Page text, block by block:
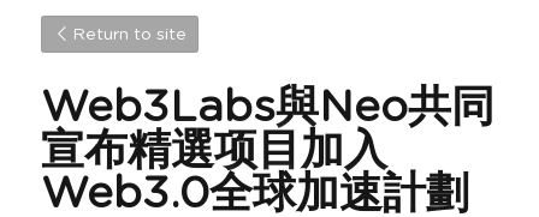
Return to site
Web3Labs與Neo共同
宣布精選项目加入
Web3.0全球加速計劃